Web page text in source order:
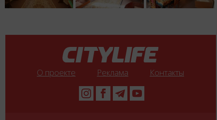
О проекте Реклама Контакты